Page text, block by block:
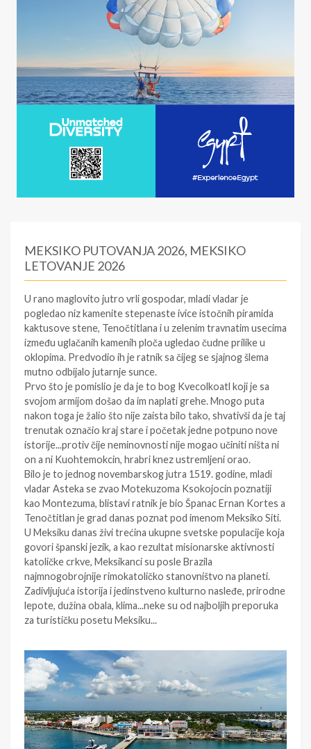
MEKSIKO PUTOVANJA 2026, MEKSIKO
LETOVANJE 2026
U rano maglovito jutro vrli gospodar, mladi vladar je
pogledao niz kamenite stepenaste ivice istočnih piramida
kaktusove stene, Tenočtitlana i u zelenim travnatim usecima
između uglačanih kamenih ploča ugledao čudne prilike u
oklopima. Predvodio ih je ratnik sa čijeg se sjajnog šlema
mutno odbijalo jutarnje sunce.
Prvo što je pomislio je da je to bog Kvecolkoatl koji je sa
svojom armijom došao da im naplati grehe. Mnogo puta
nakon toga je žalio što nije zaista bilo tako, shvativši da je taj
trenutak označio kraj stare i početak jedne potpuno nove
istorije...protiv čije neminovnosti nije mogao učiniti ništa ni
on a ni Kuohtemokcin, hrabri knez ustremljeni orao.
Bilo je to jednog novembarskog jutra 1519. godine, mladi
vladar Asteka se zvao Motekuzoma Ksokojocin poznatiji
kao Montezuma, blistavi ratnik je bio Španac Ernan Kortes a
Tenočtitlan je grad danas poznat pod imenom Meksiko Siti.
U Meksiku danas živi trećina ukupne svetske populacije koja
govori španski jezik, a kao rezultat misionarske aktivnosti
katoličke crkve, Meksikanci su posle Brazila
najmnogobrojnije rimokatoličko stanovništvo na planeti.
Zadivljujuća istorija i jedinstveno kulturno nasleđe, prirodne
lepote, dužina obala, klima...neke su od najboljih preporuka
za turističku posetu Meksiku...